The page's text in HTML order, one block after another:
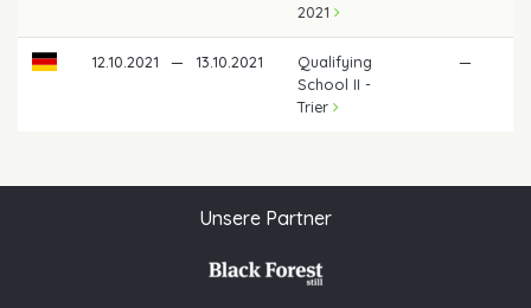
2021
12.10.2021 — 13.10.2021
Qualifying
School II -
Trier
—
Unsere Partner